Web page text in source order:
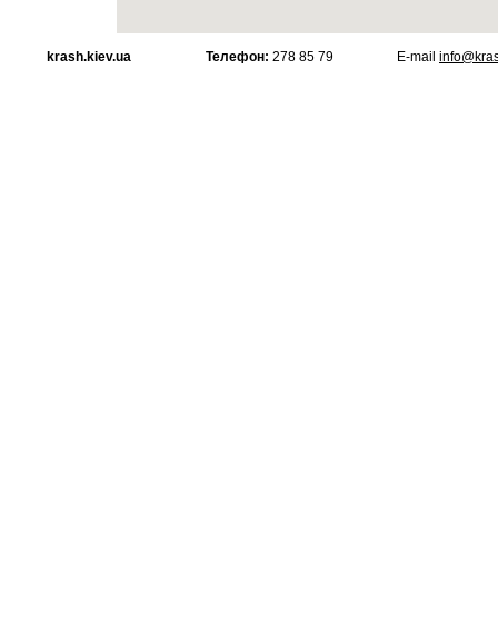
krash.kiev.ua Телефон: 278 85 79 Е-mail